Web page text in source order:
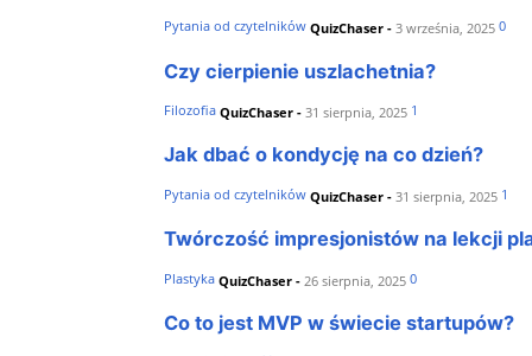
Pytania od czytelników QuizChaser - 3 września, 2025 0
Czy cierpienie uszlachetnia?
Filozofia QuizChaser - 31 sierpnia, 2025 1
Jak dbać o kondycję na co dzień?
Pytania od czytelników QuizChaser - 31 sierpnia, 2025 1
Twórczość impresjonistów na lekcji
Plastyka QuizChaser - 26 sierpnia, 2025 0
Co to jest MVP w świecie startupów?